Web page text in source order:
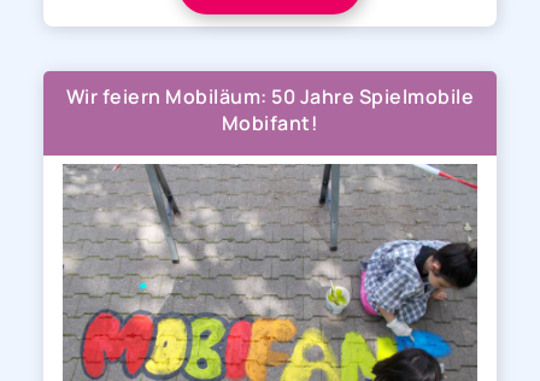
Wir feiern Mobiläum: 50 Jahre Spielmobile
Mobifant!